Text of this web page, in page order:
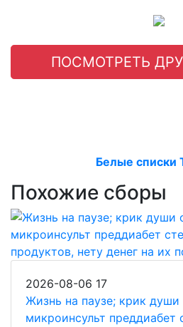
ПОСМОТРЕТЬ
Белые списки
Похожие сборы
2026-08-06 17
Жизнь на паузе; крик
микроинсульт преддиабет